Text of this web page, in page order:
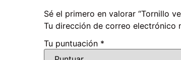
Sé el primero en valorar “Tornillo
Tu dirección de correo electrónico
Tu puntuación *